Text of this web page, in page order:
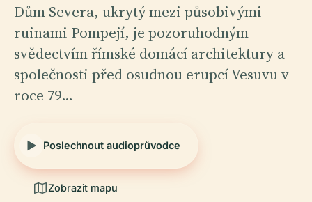
Dům Severa, ukrytý mezi působivými
ruinami Pompejí, je pozoruhodným
svědectvím římské domácí architektury a
společnosti před osudnou erupcí Vesuvu v
roce 79…
Poslechnout audioprůvodce
Zobrazit mapu